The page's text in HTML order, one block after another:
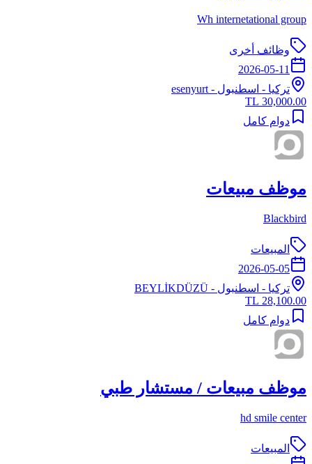
Wh internetational group
وظائف أخرى
2026-05-11
تركيا - اسطنبول - esenyurt
30,000.00 TL
دوام كامل
موظف مبيعات
Blackbird
المبيعات
2026-05-05
تركيا - اسطنبول - BEYLİKDÜZÜ
28,100.00 TL
دوام كامل
موظف مبيعات / مستشار طبي
hd smile center
المبيعات